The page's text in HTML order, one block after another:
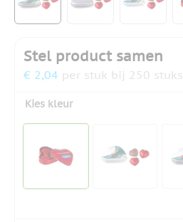
Stel product samen
€ 2,04 per stuk bij 250 stuks
Kies kleur